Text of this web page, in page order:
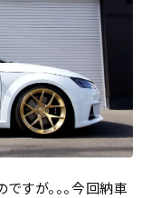
すが。。。今回納車